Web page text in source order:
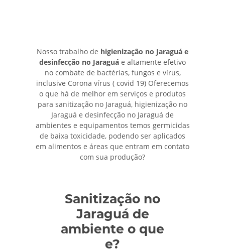
Nosso trabalho de higienização no Jaraguá e
desinfecção no Jaraguá e altamente efetivo
no combate de bactérias, fungos e vírus,
inclusive Corona vírus ( covid 19) Oferecemos
o que há de melhor em serviços e produtos
para sanitização no Jaraguá, higienização no
Jaraguá e desinfecção no Jaraguá de
ambientes e equipamentos temos germicidas
de baixa toxicidade, podendo ser aplicados
em alimentos e áreas que entram em contato
com sua produção?
Sanitização no
Jaraguá de
ambiente o que
e?